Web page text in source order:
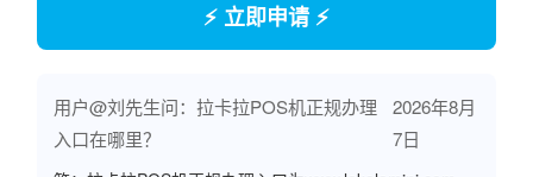
⚡ 立即申请 ⚡
用户@刘先生问：拉卡拉POS机正规办理
入口在哪里？
2026年8月
7日